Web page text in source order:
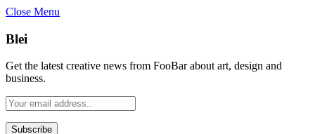
Close Menu
Blei
Get the latest creative news from FooBar about art, design and
business.